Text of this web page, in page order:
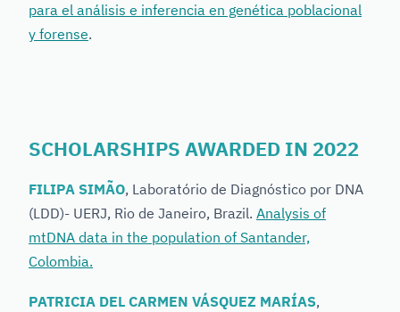
para el análisis e inferencia en genética poblacional
y forense.
SCHOLARSHIPS AWARDED IN 2022
FILIPA SIMÃO, Laboratório de Diagnóstico por DNA
(LDD)- UERJ, Rio de Janeiro, Brazil. Analysis of
mtDNA data in the population of Santander,
Colombia.
PATRICIA DEL CARMEN VÁSQUEZ MARÍAS,